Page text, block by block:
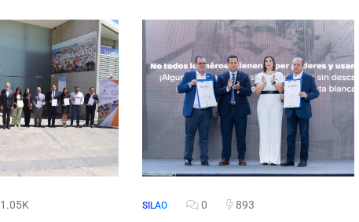
1.05K SILAO 0 893